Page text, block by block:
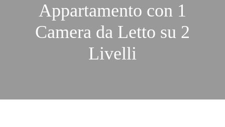
Appartamento con 1
Camera da Letto su 2
Livelli